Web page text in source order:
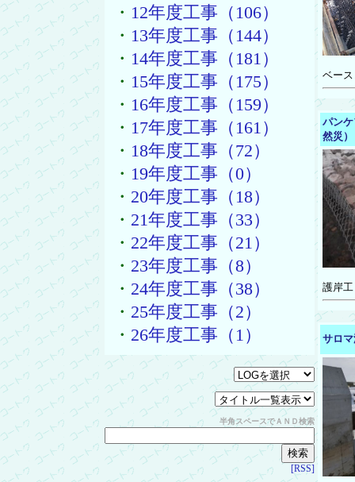
・ 12年度工事（106）
・ 13年度工事（144）
・ 14年度工事（181）
・ 15年度工事（175）
・ 16年度工事（159）
・ 17年度工事（161）
・ 18年度工事（72）
・ 19年度工事（0）
・ 20年度工事（18）
・ 21年度工事（33）
・ 22年度工事（21）
・ 23年度工事（8）
・ 24年度工事（38）
・ 25年度工事（2）
・ 26年度工事（1）
半角スペースでＡＮＤ検索
[RSS]
ベー
パン
然災
護岸
サロ